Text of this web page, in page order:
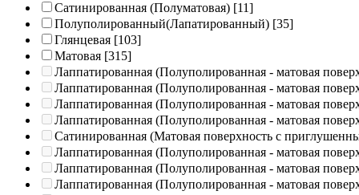
Сатинированная (Полуматовая) [11]
Полуполированный(Лапатированный) [35]
Глянцевая [103]
Матовая [315]
Лаппатированная (Полуполированная - матовая
Лаппатированная (Полуполированная - матовая
Лаппатированная (Полуполированная - матовая
Лаппатированная (Полуполированная - матовая
Сатинированная (Матовая поверхность с
Лаппатированная (Полуполированная - матовая
Лаппатированная (Полуполированная - матовая
Лаппатированная (Полуполированная - матовая